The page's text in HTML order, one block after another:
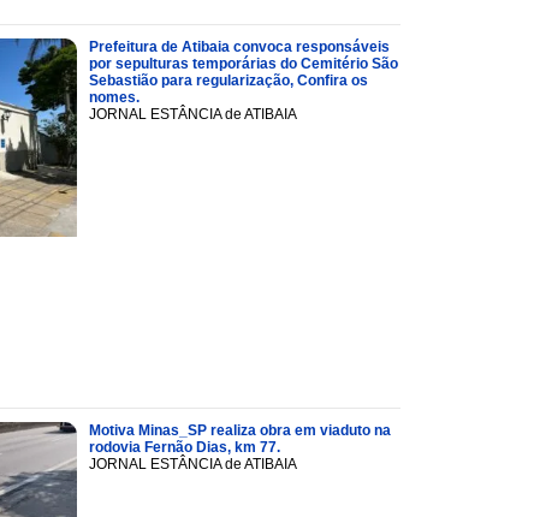
Prefeitura de Atibaia convoca responsáveis
por sepulturas temporárias do Cemitério São
Sebastião para regularização, Confira os
nomes.
JORNAL ESTÂNCIA de ATIBAIA
Motiva Minas_SP realiza obra em viaduto na
rodovia Fernão Dias, km 77.
JORNAL ESTÂNCIA de ATIBAIA